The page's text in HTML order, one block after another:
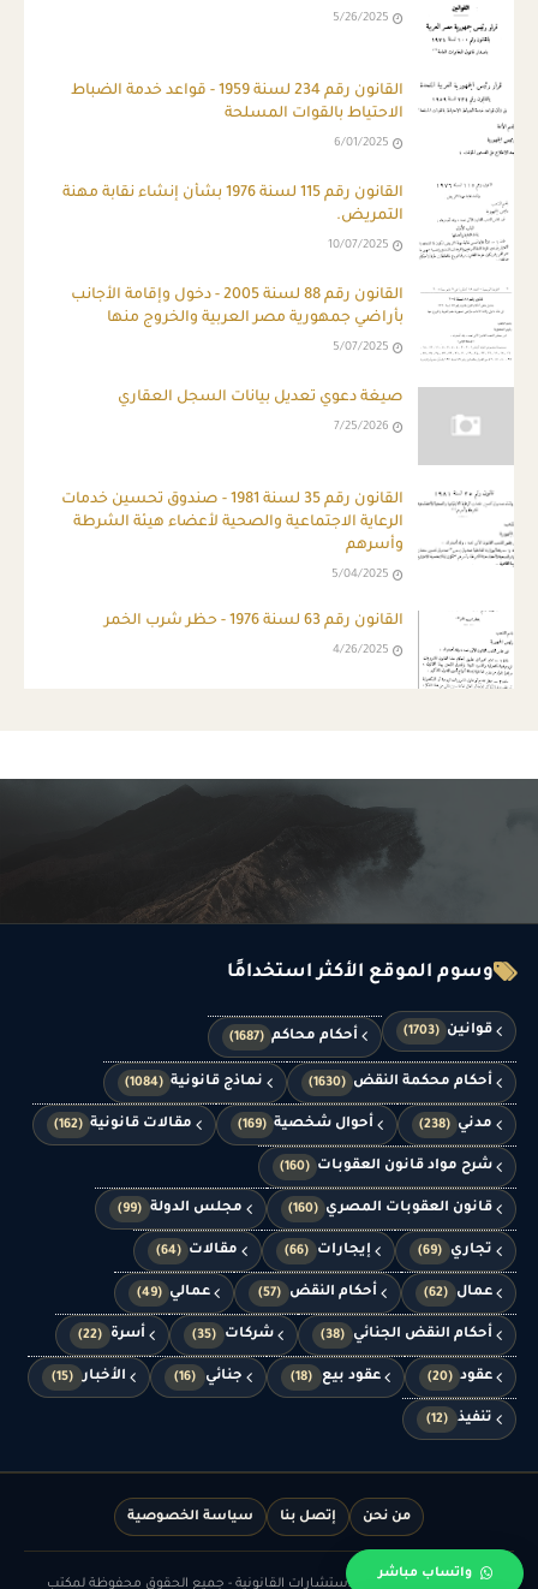
واتساب مباشر
5/26/2025
القانون رقم 234 لسنة 1959 - قواعد خدمة الضباط
الاحتياط بالقوات المسلحة
6/01/2025
القانون رقم 115 لسنة 1976 بشأن إنشاء نقابة مهنة
التمريض.
10/07/2025
القانون رقم 88 لسنة 2005 - دخول وإقامة الأجانب
بأراضي جمهورية مصر العربية والخروج منها
5/07/2025
صيغة دعوي تعديل بيانات السجل العقاري
7/25/2026
القانون رقم 35 لسنة 1981 - صندوق تحسين خدمات
الرعاية الاجتماعية والصحية لأعضاء هيئة الشرطة
وأسرهم
5/04/2025
القانون رقم 63 لسنة 1976 - حظر شرب الخمر
4/26/2025
وسوم الموقع الأكثر استخدامًا
قوانين (1703) أحكام محاكم (1687)
أحكام محكمة النقض (1630) نماذج قانونية (1084)
مدني (238) أحوال شخصية (169) مقالات قانونية (162)
شرح مواد قانون العقوبات (160)
قانون العقوبات المصري (160) مجلس الدولة (99)
تجاري (69) إيجارات (66) مقالات (64)
عمال (62) أحكام النقض (57) عمالي (49)
أحكام النقض الجنائي (38) شركات (35) أسرة (22)
عقود (20) عقود بيع (18) جنائي (16) الأخبار (15)
تنفيذ (12)
من نحن إتصل بنا سياسة الخصوصية
© الدهشان للمحاماة والاستشارات القانونية - جميع الحقوق محفوظة لمكتب